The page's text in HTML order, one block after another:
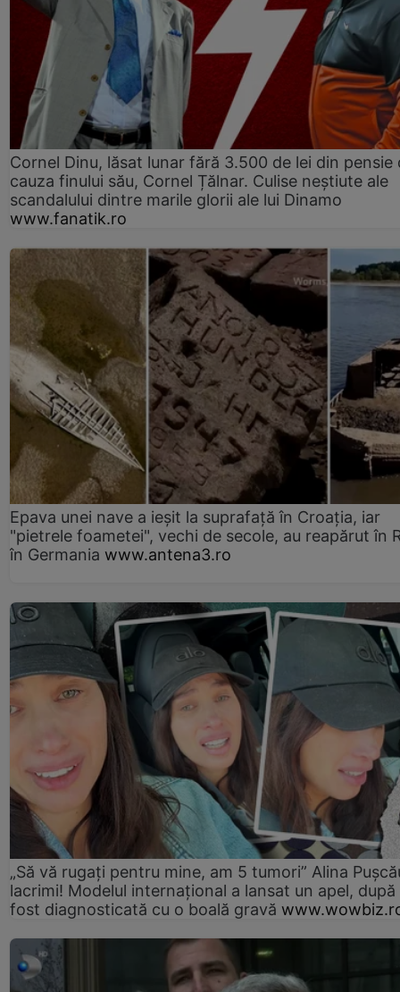
Cornel Dinu, lăsat lunar fără 3.500 de lei din pensie
cauza finului său, Cornel Țălnar. Culise neștiute ale
scandalului dintre marile glorii ale lui Dinamo
www.fanatik.ro
Epava unei nave a ieșit la suprafață în Croația, iar
"pietrele foametei", vechi de secole, au reapărut în
în Germania www.antena3.ro
„Să vă rugați pentru mine, am 5 tumori” Alina
lacrimi! Modelul internațional a lansat un apel, după
fost diagnosticată cu o boală gravă